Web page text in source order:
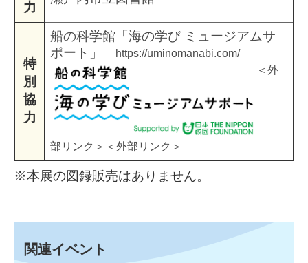
力
特
別
協
力
船の科学館「海の学び ミュージアムサ
ポート」
https://uminomanabi.com/
＜外
部リンク＞ ＜外部リンク＞
※本展の図録販売はありません。
関連イベント